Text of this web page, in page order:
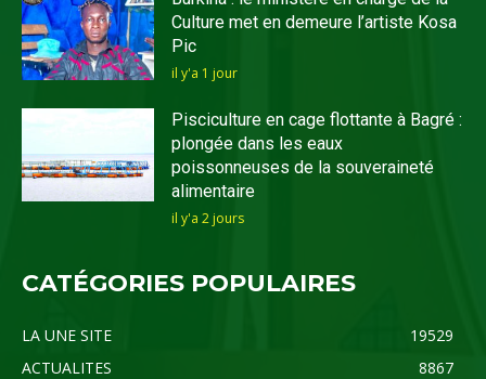
Culture met en demeure l’artiste Kosa
Pic
il y'a 1 jour
Pisciculture en cage flottante à Bagré :
plongée dans les eaux
poissonneuses de la souveraineté
alimentaire
il y'a 2 jours
CATÉGORIES POPULAIRES
LA UNE SITE
19529
ACTUALITES
8867